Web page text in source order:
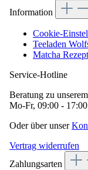
Information
Cookie-
Teeladen
Matcha
Service-Hotline
Beratung zu
Mo-Fr, 09:00 -
Oder über unser
Vertrag widerrufen
Zahlungsarten